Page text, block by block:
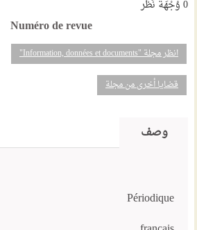
0وُجْهَة نَظَر
Numéro de revue
انظر مجلة "Information, données et documents"
قضايا أخرى من مجلة
وصف
Périodique